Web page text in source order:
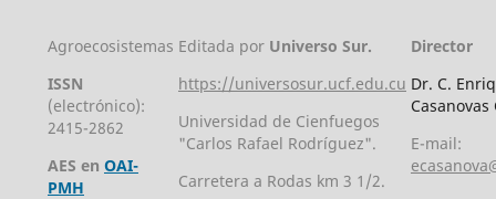
Agroecosistemas
ISSN
(electrónico):
2415-2862
AES en OAI-
PMH
Editada por Universo Sur.
https://universosur.ucf.edu.cu
Universidad de Cienfuegos
"Carlos Rafael Rodríguez".
Carretera a Rodas km 3 1/2.
Director
Dr. C.
Casanovas
E-mail: